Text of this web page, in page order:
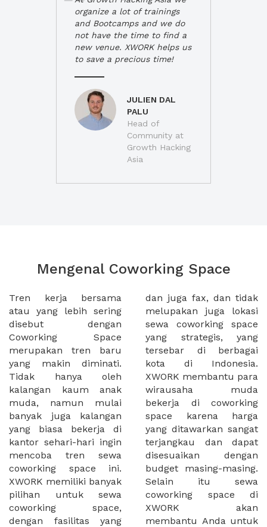
organize a lot of trainings
and Bootcamps and we do
not have the time to find a
new venue. XWORK helps us
to save a precious time!
JULIEN DAL
PALU
Head of
Community at
Growth Hacking
Asia
Mengenal Coworking Space
Tren kerja bersama
atau yang lebih sering
disebut dengan
Coworking Space
merupakan tren baru
yang makin diminati.
Tidak hanya oleh
kalangan kaum anak
muda, namun mulai
banyak juga kalangan
yang biasa bekerja di
kantor sehari-hari ingin
mencoba tren sewa
coworking space ini.
XWORK memiliki banyak
pilihan untuk sewa
coworking space,
dengan fasilitas yang
dan juga fax, dan tidak
melupakan juga lokasi
sewa coworking space
yang strategis, yang
tersebar di berbagai
kota di Indonesia.
XWORK membantu para
wirausaha muda
bekerja di coworking
space karena harga
yang ditawarkan sangat
terjangkau dan dapat
disesuaikan dengan
budget masing-masing.
Selain itu sewa
coworking space di
XWORK akan
membantu Anda untuk